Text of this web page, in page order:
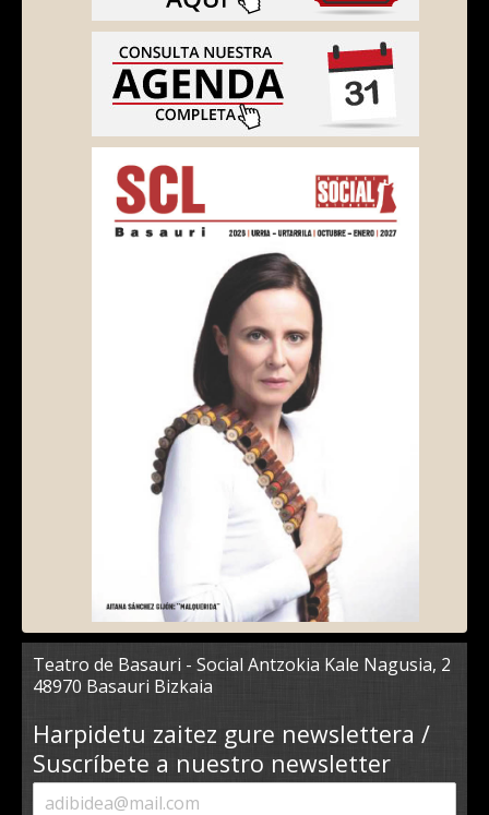
Teatro de Basauri - Social Antzokia Kale Nagusia, 2
48970 Basauri Bizkaia
Harpidetu zaitez gure newslettera /
Suscríbete a nuestro newsletter